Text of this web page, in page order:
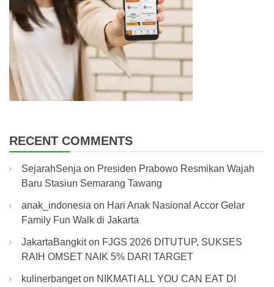
RECENT COMMENTS
SejarahSenja on Presiden Prabowo Resmikan Wajah
Baru Stasiun Semarang Tawang
anak_indonesia on Hari Anak Nasional Accor Gelar
Family Fun Walk di Jakarta
JakartaBangkiton FJGS 2026 DITUTUP, SUKSES
RAIH OMSET NAIK 5% DARI TARGET
kulinerbangeton NIKMATI ALL YOU CAN EAT DI